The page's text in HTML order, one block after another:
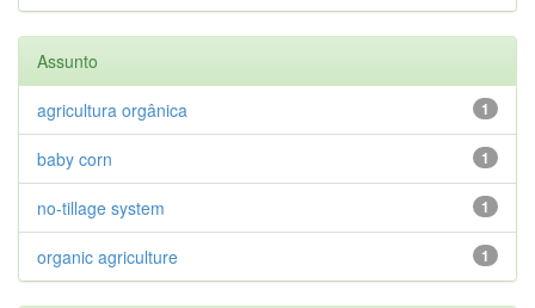
Assunto
1
agricultura orgânica
1
baby corn
1
no-tillage system
1
organic agriculture